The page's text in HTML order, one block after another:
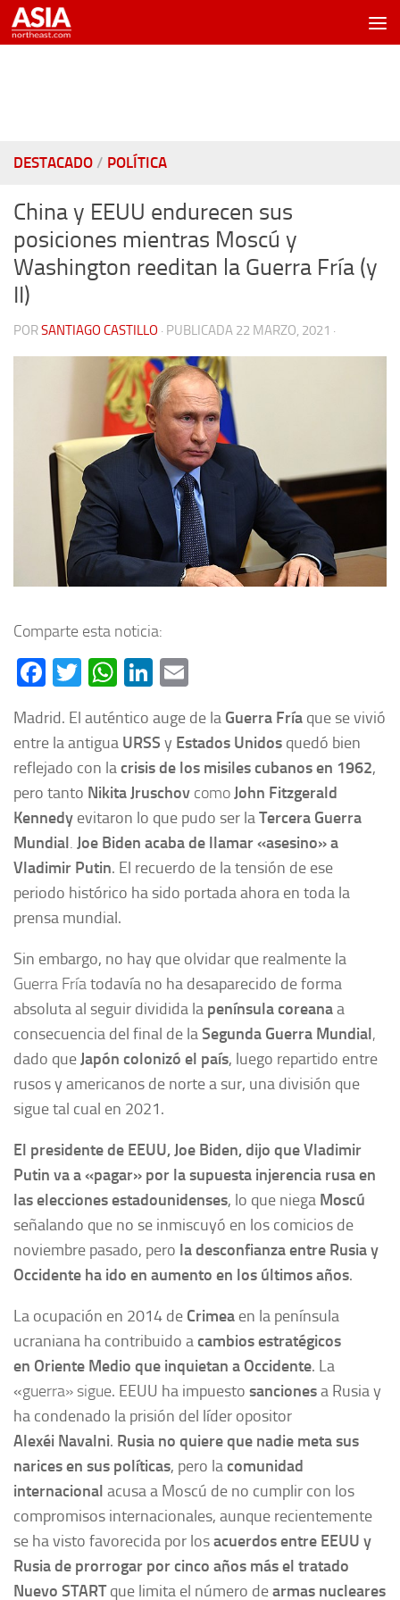
Saltar al contenido
DESTACADO / POLÍTICA
China y EEUU endurecen sus
posiciones mientras Moscú y
Washington reeditan la Guerra Fría (y
II)
PORSANTIAGO CASTILLO · PUBLICADA 22 MARZO, 2021 ·
Comparte esta noticia:
Facebook
TwitterWhatsApp
LinkedIn
Madrid. El auténtico auge de la Guerra Fría que se vivió
entre la antigua URSS y Estados Unidos quedó bien
reflejado con lacrisis de los misiles cubanos en 1962,
pero tanto Nikita Jruschov comoJohn Fitzgerald
Kennedy evitaron lo que pudo ser laTercera Guerra
Mundial. Joe Biden acaba de llamar «asesino» a
Vladimir Putin. El recuerdo de la tensión de ese
periodo histórico ha sido portada ahora en toda la
prensa mundial.
Sin embargo, no hay que olvidar que realmente la
Guerra Fríatodavía no ha desaparecido de forma
absoluta al seguir dividida la península coreanaa
consecuencia del final de laSegunda Guerra Mundial,
dado queJapón colonizó el país, luego repartido entre
rusos y americanos de norte a sur, una división que
sigue tal cual en 2021.
El presidente de EEUU, Joe Biden, dijo que Vladimir
Putin va a «pagar» por la supuesta injerencia rusa en
las elecciones estadounidenses, lo que niega Moscú
señalando que no se inmiscuyó en los comicios de
noviembre pasado, pero ladesconfianza entre Rusia y
Occidente ha ido en aumento en los últimos años.
La ocupación en 2014 de Crimea en la península
ucraniana ha contribuido acambios estratégicos
en Oriente Medio que inquietan a Occidente. La
«guerra» sigue. EEUU ha impuesto sancionesa Rusia y
ha condenado la prisión del líder opositor
Alexéi Navalni. Rusia no quiere que nadie meta sus
narices en sus políticas, pero lacomunidad
internacional acusa a Moscú de no cumplir con los
compromisos internacionales, aunque recientemente
se ha visto favorecida por losacuerdos entre EEUU y
Rusia de prorrogar por cinco años más el tratado
Nuevo STARTque limita el número dearmas nucleares